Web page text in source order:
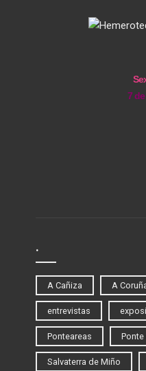
7
.
A Cañiza A
entrevistas
Ponteareas Ponte
Salvaterra de Miño